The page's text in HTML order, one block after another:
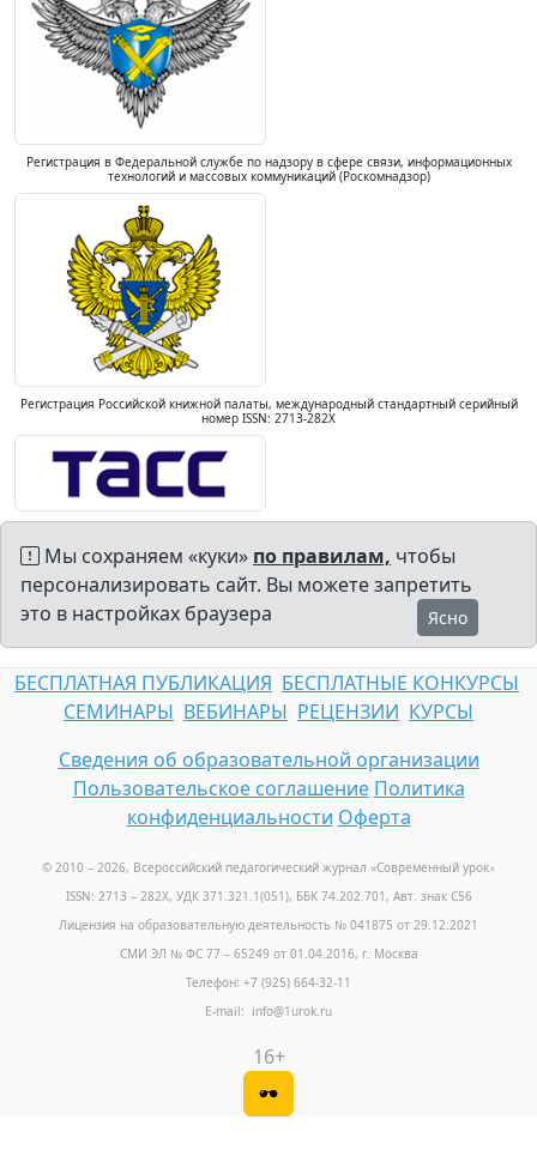
Регистрация в Федеральной службе по надзору в сфере связи, информационных
технологий и массовых коммуникаций (Роскомнадзор)
Регистрация Российской книжной палаты, международный стандартный серийный
номер ISSN: 2713-282X
Мы сохраняем «куки» по правилам, чтобы
персонализировать сайт. Вы можете запретить
это в настройках браузера
Ясно
БЕСПЛАТНАЯ ПУБЛИКАЦИЯ БЕСПЛАТНЫЕ КОНКУРСЫ
СЕМИНАРЫ ВЕБИНАРЫ РЕЦЕНЗИИ КУРСЫ
Сведения об образовательной организации
Пользовательское соглашение Политика
конфиденциальности Оферта
© 2010 – 2026, Всероссийский педагогический журнал «Современный урок»
ISSN: 2713 – 282X, УДК 371.321.1(051), ББК 74.202.701, Авт. знак С56
Лицензия на образовательную деятельность № 041875 от 29.12.2021
СМИ ЭЛ № ФС 77 – 65249 от 01.04.2016, г. Москва
Телефон: +7 (925) 664-32-11
E-mail: info@1urok.ru
16+